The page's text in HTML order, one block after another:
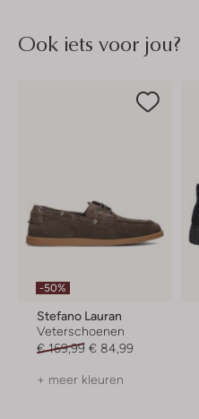
Ook iets voor jou?
-50%
Stefano Lauran
Veterschoenen
€ 169,99 € 84,99
+ meer kleuren